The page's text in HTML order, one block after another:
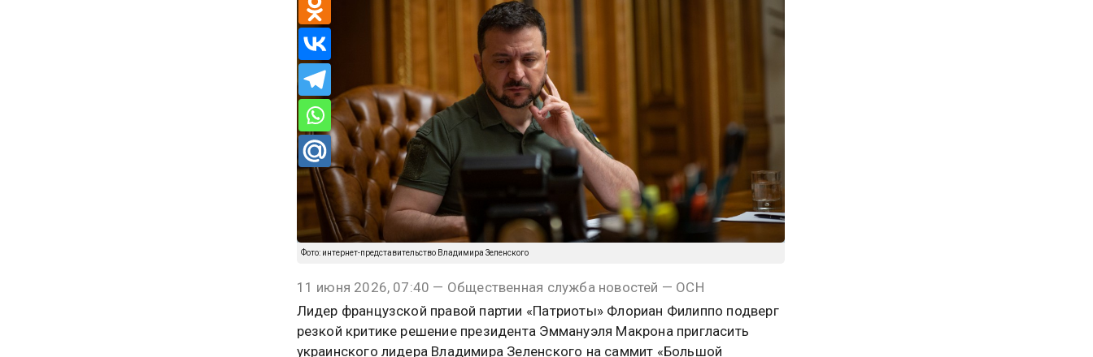
Фото: интернет-представительство Владимира Зеленского
11 июня 2026, 07:40 — Общественная служба новостей — ОСН
Лидер французской правой партии «Патриоты» Флориан Филиппо подверг
резкой критике решение президента Эммануэля Макрона пригласить
украинского лидера Владимира Зеленского на саммит «Большой